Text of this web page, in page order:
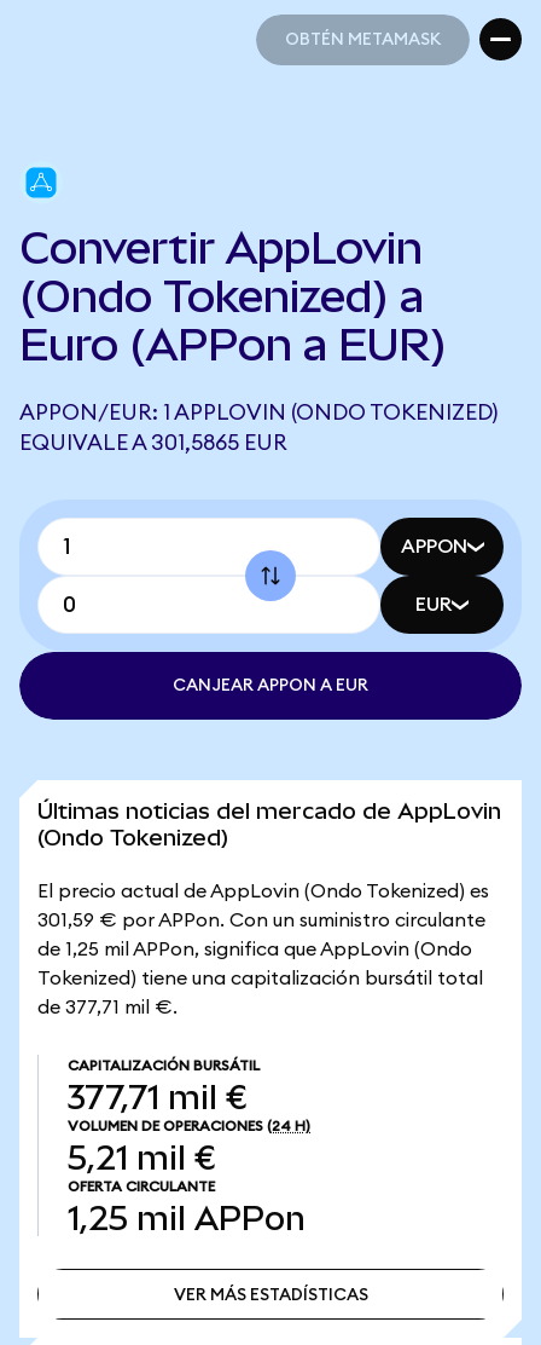
OBTÉN METAMASK
Convertir AppLovin
(Ondo Tokenized) a
Euro (APPon a EUR)
APPON/EUR: 1 APPLOVIN (ONDO TOKENIZED)
EQUIVALE A 301,5865 EUR
APPON
EUR
CANJEAR APPON A EUR
Últimas noticias del mercado de AppLovin
(Ondo Tokenized)
El precio actual de AppLovin (Ondo Tokenized) es
301,59 € por APPon. Con un suministro circulante
de 1,25 mil APPon, significa que AppLovin (Ondo
Tokenized) tiene una capitalización bursátil total
de 377,71 mil €.
CAPITALIZACIÓN BURSÁTIL
377,71 mil €
VOLUMEN DE OPERACIONES (24 H)
5,21 mil €
OFERTA CIRCULANTE
1,25 mil APPon
VER MÁS ESTADÍSTICAS